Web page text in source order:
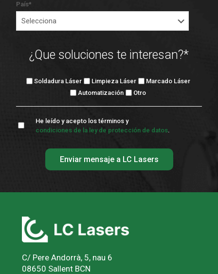
País*
¿Que soluciones te interesan?*
Soldadura Láser Limpieza Láser
Marcado Láser
Automatización
Otro
He leído y acepto los términos y
condiciones de la ley de protección de datos.
C/ Pere Andorrà, 5, nau 6
08650 Sallent BCN